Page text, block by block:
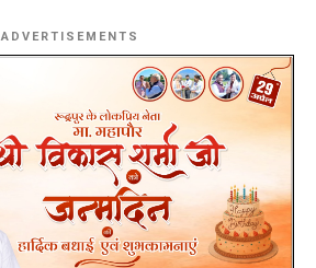
ADVERTISEMENTS